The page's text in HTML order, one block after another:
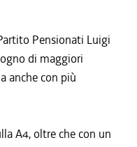
Pensionati Luigi
di maggiori
anche con più
A4, oltre che con un